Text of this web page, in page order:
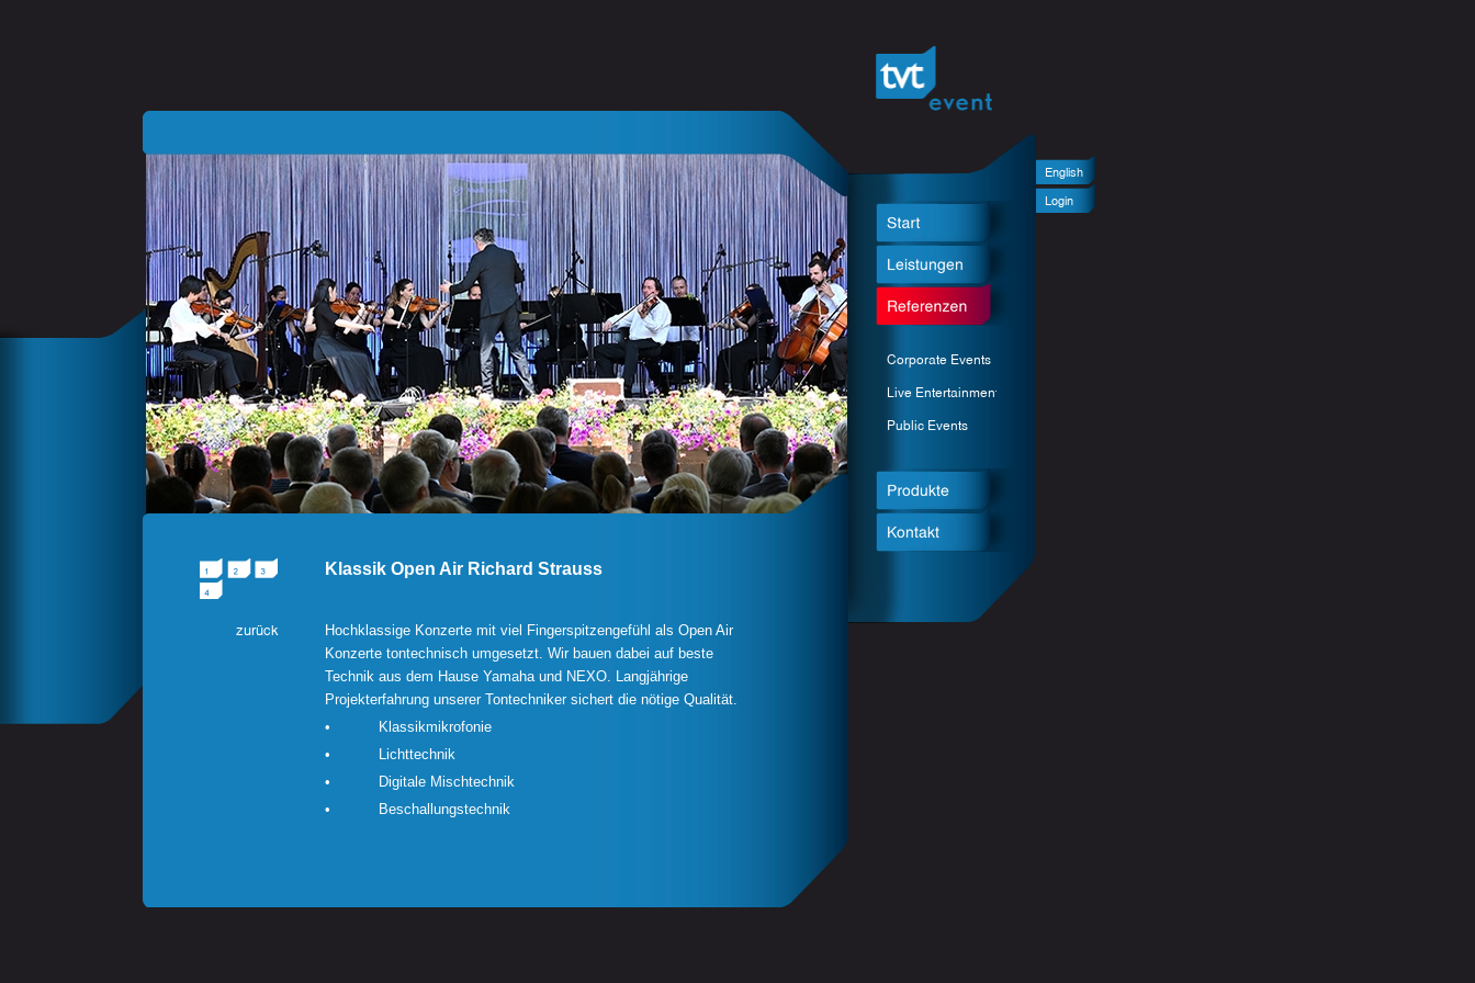
Klassik Open Air Richard Strauss
Hochklassige Konzerte mit viel Fingerspitzengefühl als Open Air
Konzerte tontechnisch umgesetzt. Wir bauen dabei auf beste
Technik aus dem Hause Yamaha und NEXO. Langjährige
Projekterfahrung unserer Tontechniker sichert die nötige Qualität.
• Klassikmikrofonie
• Lichttechnik
• Digitale Mischtechnik
• Beschallungstechnik